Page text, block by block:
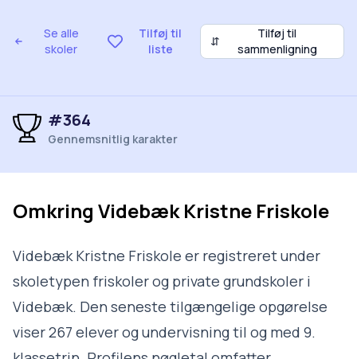
Se alle
skoler
Tilføj til
liste
⇵
Tilføj til
sammenligning
#364
Gennemsnitlig karakter
Omkring Videbæk Kristne Friskole
Videbæk Kristne Friskole er registreret under
skoletypen friskoler og private grundskoler i
Videbæk. Den seneste tilgængelige opgørelse
viser 267 elever og undervisning til og med 9.